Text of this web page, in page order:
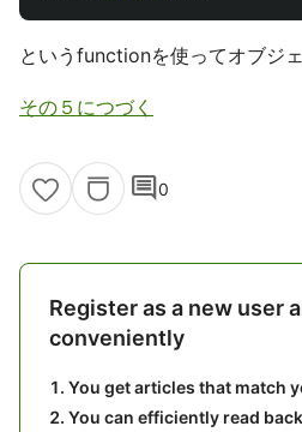
というfunctionを使ってオブジ
その５につづく
comment0
Register as a new user
conveniently
You get articles that match
You can efficiently read